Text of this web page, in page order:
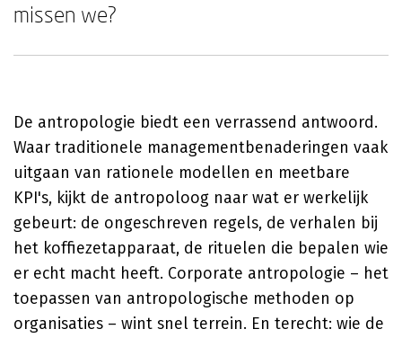
missen we?
De antropologie biedt een verrassend antwoord.
Waar traditionele managementbenaderingen vaak
uitgaan van rationele modellen en meetbare
KPI's, kijkt de antropoloog naar wat er werkelijk
gebeurt: de ongeschreven regels, de verhalen bij
het koffiezetapparaat, de rituelen die bepalen wie
er echt macht heeft. Corporate antropologie – het
toepassen van antropologische methoden op
organisaties – wint snel terrein. En terecht: wie de